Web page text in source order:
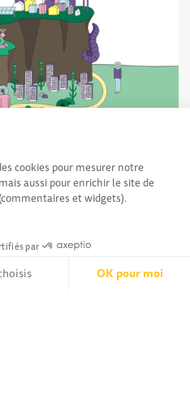
cookies pour mesurer notre
aussi pour enrichir le site de
et widgets).
par
OK pour moi
1633
la lutte contre le
enjeux du changement
sa collaboration